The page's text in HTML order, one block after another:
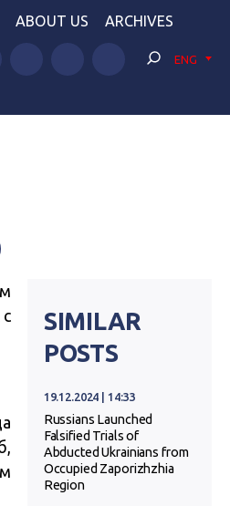
ABOUT US ARCHIVES
ENG
SIMILAR
POSTS
19.12.2024 | 14:33
Russians Launched
Falsified Trials of
Abducted Ukrainians from
Occupied Zaporizhzhia
Region